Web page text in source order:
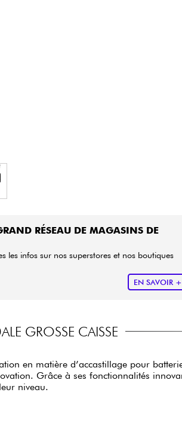
RÉSEAU DE MAGASINS DE
les infos sur nos superstores et nos boutiques
EN SAVOIR +
GROSSE CAISSE
en matière d’accastillage pour
Grâce à ses fonctionnalités
niveau.